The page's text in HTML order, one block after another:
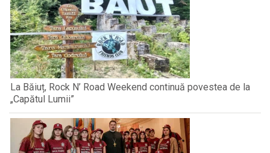
La Băiuț, Rock N’ Road Weekend continuă povestea de la
„Capătul Lumii”